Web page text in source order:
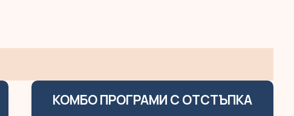
КОМБО ПРОГРАМИ С ОТСТЪПКА